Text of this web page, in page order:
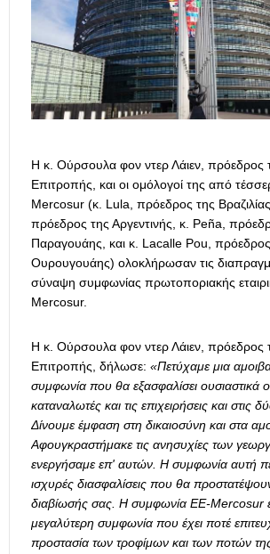
Η κ. Ούρσουλα φον ντερ Λάιεν, πρόεδρος
Επιτροπής, και οι ομόλογοί της από
Mercosur (κ. Lula, πρόεδρος της
πρόεδρος της Αργεντινής, κ. Peña,
Παραγουάης, και κ. Lacalle Pou,
Ουρουγουάης) ολοκλήρωσαν τις
σύναψη συμφωνίας πρωτοποριακής
Mercosur.
Η κ. Ούρσουλα φον ντερ Λάιεν, πρόεδρος
Επιτροπής, δήλωσε: «Πετύχαμε μια
συμφωνία που θα εξασφαλίσει ουσιαστικά
καταναλωτές και τις επιχειρήσεις και στις
Δίνουμε έμφαση στη δικαιοσύνη και στα
Αφουγκραστήμακε τις ανησυχίες των
ενεργήσαμε επ' αυτών. Η συμφωνία αυτή
ισχυρές διασφαλίσεις που θα
διαβίωσής σας. Η συμφωνία ΕΕ-Mercosur
μεγαλύτερη συμφωνία που έχει ποτέ
προστασία των τροφίμων και των ποτών